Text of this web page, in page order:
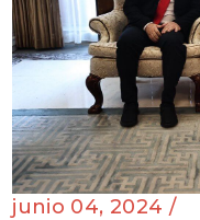
junio 04, 2024 /